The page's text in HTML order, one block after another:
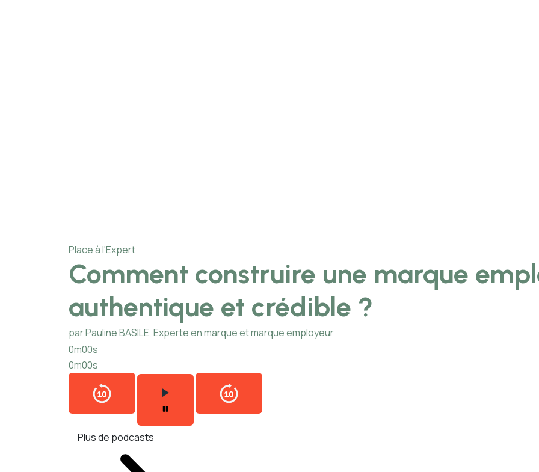
Place à l'Expert
Comment construire une marque
authentique et crédible ?
par Pauline BASILE, Experte en marque et marque employeur
0m00s
0m00s
Plus de podcasts